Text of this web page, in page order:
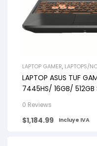
LAPTOP GAMER, LAPTOPS/
LAPTOP ASUS TUF
7445HS/ 16GB/
0 Reviews
$1,184.99 Incluye IVA